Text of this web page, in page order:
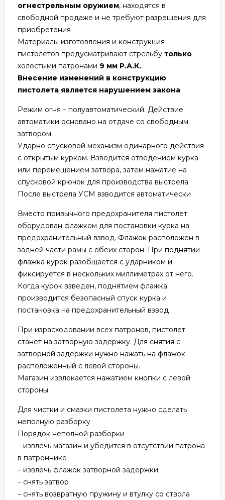
огнестрельным оружием, находятся в
свободной продаже и не требуют разрешения для
приобретения
Материалы изготовления и конструкция
пистолетов предусматривают стрельбу только
холостыми патронами 9 мм Р.А.К.
Внесение изменений в конструкцию
пистолета является нарушением закона
Режим огня – полуавтоматический. Действие
автоматики основано на отдаче со свободным
затвором
Ударно спусковой механизм одинарного действия
с открытым курком. Взводится отведением курка
или перемещением затвора, затем нажатие на
спусковой крючок для производства выстрела.
После выстрела УСМ взводится автоматически
Вместо привычного предохранителя пистолет
оборудован флажком для постановки курка на
предохранительный взвод. Флажок расположен в
задней части рамы с обеих сторон. При поднятии
флажка курок разобщается с ударником и
фиксируется в нескольких миллиметрах от него.
Когда курок взведен, поднятием флажка
производится безопасный спуск курка и
постановка на предохранительный взвод
При израсходовании всех патронов, пистолет
станет на затворную задержку. Для снятия с
затворной задержки нужно нажать на флажок
расположенный с левой стороны.
Магазин извлекается нажатием кнопки с левой
стороны.
Для чистки и смазки пистолета нужно сделать
неполную разборку
Порядок неполной разборки
– извлечь магазин и убедится в отсутствии патрона
в патроннике
– извлечь флажок затворной задержки
– снять затвор
– снять возвратную пружину и втулку со ствола